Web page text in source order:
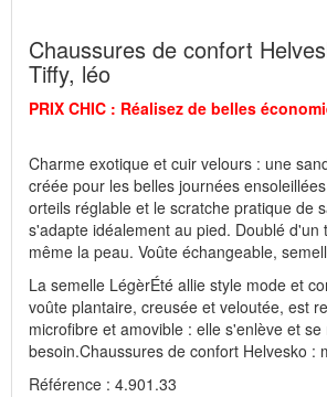
Fabricant : idéalsko S.A.R.L., Rue de
Wissembourg, E-mail : service@idealsko.fr
Chaussures de confort
Tiffy, léo
PRIX CHIC : Réalisez de belles
Charme exotique et cuir velours : une
créée pour les belles journées
orteils réglable et le scratche pratique de
s'adapte idéalement au pied. Doublé d'un
même la peau. Voûte échangeable,
La semelle LégèrÉté allie style mode et
voûte plantaire, creusée et veloutée, est
microfibre et amovible : elle s'enlève et
besoin.Chaussures de confort Helvesko :
Référence : 4.901.33